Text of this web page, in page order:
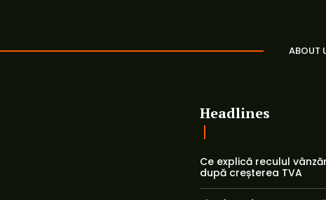
ABOUT
Headlines
Ce explică reculul
după creșterea TVA